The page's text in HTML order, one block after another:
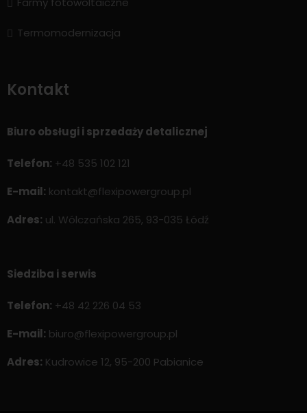
Termomodernizacja
Kontakt
Biuro obsługi i sprzedaży detalicznej
Telefon: +48 535 102 121
E-mail: kontakt@flexipowergroup.pl
Adres: ul. Wólczańska 265, 93-035 Łódź
Siedziba i serwis
Telefon: +48 42 226 04 53
E-mail: biuro@flexipowergroup.pl
Adres: Kudrowice 12, 95-200 Pabianice